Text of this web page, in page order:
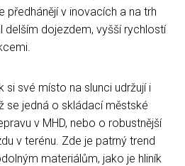
předhánějí v inovacích a na trh
delším dojezdem, vyšší rychlostí
své místo na slunci udržují i
se jedná o skládací městské
v MHD, nebo o robustnější
v terénu. Zde je patrný trend
materiálům, jako je hliník